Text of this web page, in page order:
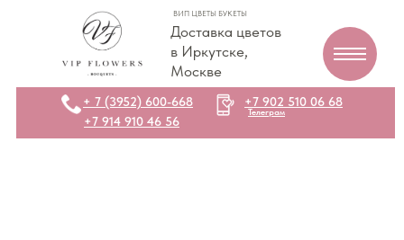
Доставка цветов
в Иркутске,
Москве
ВИП ЦВЕТЫ БУКЕТЫ
+7 914 910 46 56
+7 902 510 06 68
Телеграм
+ 7 (3952) 600-668